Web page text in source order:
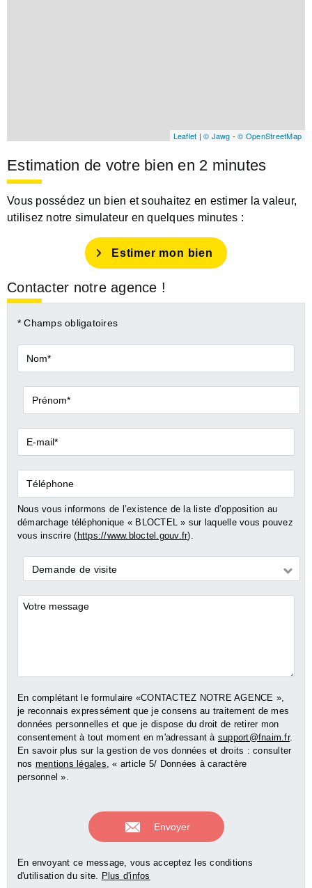
Leaflet | © Jawg -© OpenStreetMap
Estimation de votre bien en 2 minutes
Vous possédez un bien et souhaitez en estimer la valeur,
utilisez notre simulateur en quelques minutes :
Estimer mon bien
Contacter notre agence !
* Champs obligatoires
Nom*
Prénom*
E-
mail*
Téléphone
Nous vous informons de l’existence de la liste d’opposition au
démarchage téléphonique « BLOCTEL » sur laquelle vous pouvez
vous inscrire ( https://www.bloctel.gouv.fr).
Demande
*
Demande de visite
Commentaires
En complétant le formulaire «CONTACTEZ NOTRE AGENCE »,
je reconnais expressément que je consens au traitement de mes
données personnelles et que je dispose du droit de retirer mon
consentement à tout moment en m'adressant à support@fnaim.fr.
En savoir plus sur la gestion de vos données et droits : consulter
nos mentions légales , « article 5/ Données à caractère
personnel ».
En envoyant ce message, vous acceptez les conditions
d'utilisation du site.
Plus d'infos